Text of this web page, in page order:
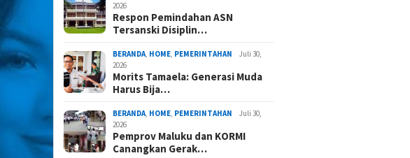
2026
Respon Pemindahan ASN
Tersanski Disiplin…
BERANDA, HOME, PEMERINTAHAN
Juli 30,
2026
Morits Tamaela: Generasi Muda
Harus Bija…
BERANDA, HOME, PEMERINTAHAN
Juli 30,
2026
Pemprov Maluku dan KORMI
Canangkan Gerak…